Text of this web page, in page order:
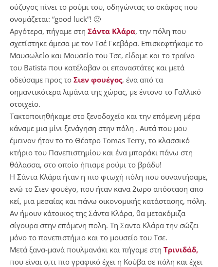
σύζυγος πίνει το ρούμι του, οδηγώντας το σκάφος που
ονομάζεται: “good luck”! 🙂
Αργότερα, πήγαμε στη Σάντα Κλάρα, την πόλη που
σχετίστηκε άμεσα με τον Τσέ Γκεβάρα. Επισκεφτήκαμε το
Μαυσωλείο και Μουσείο του Τσε, είδαμε και το τραίνο
του Batista που κατέλαβαν οι επαναστάτες και μετά
οδεύσαμε προς το Σιεν φουέγος, ένα από τα
σημαντικότερα λιμάνια της χώρας, με έντονο το Γαλλικό
στοιχείο.
Τακτοποιηθήκαμε στο ξενοδοχείο και την επόμενη μέρα
κάναμε μια μίνι ξενάγηση στην πόλη . Αυτά που μου
έμειναν ήταν το το Θέατρο Tomas Terry, το κλασσικό
κτήριο του Πανεπιστημίου και ένα μπαράκι πάνω στη
θάλασσα, στο οποίο ήπιαμε ρούμι το βράδυ!
Η Σάντα Κλάρα ήταν η πιο φτωχή πόλη που συναντήσαμε,
ενώ το Σιεν φουέγο, που ήταν κανα 2ωρο απόσταση απο
κεί, μια μεσαίας και πάνω οικονομικής κατάστασης, πόλη.
Αν ήμουν κάτοικος της Σάντα Κλάρα, θα μετακόμιζα
σίγουρα στην επόμενη πολη. Τη Σαντα Κλάρα την σώζει
μόνο το πανεπιστήμιο και το μουσείο του Τσε.
Μετά ξανα-μανά πουλμανάκι και πήγαμε στη Τρινιδάδ,
που είναι ο,τι πιο γραφικό έχει η Κούβα σε πόλη και έχει